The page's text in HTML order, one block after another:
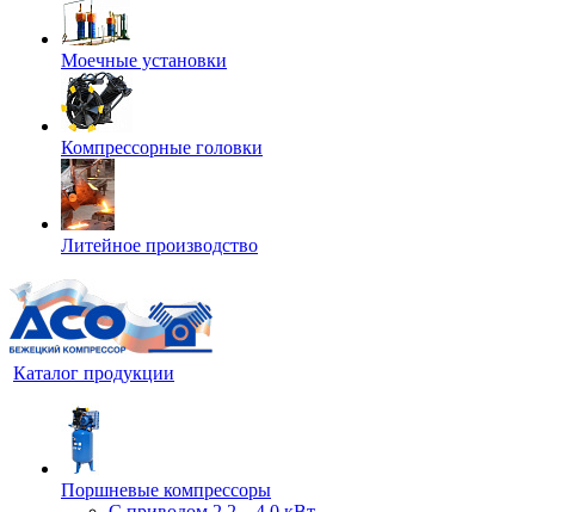
Моечные установки
Компрессорные головки
Литейное производство
Каталог продукции
Поршневые компрессоры